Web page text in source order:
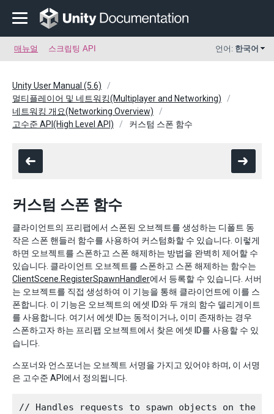
매뉴얼 스크립팅 API 언어: 한국어
Unity User Manual (5.6)
멀티플레이어 및 네트워킹(Multiplayer and Networking)
네트워킹 개요(Networking Overview)
고수준 API(High Level API)
커스텀 스폰 함수
커스텀 스폰 함수
클라이언트의 프리팹에서 스폰된 오브젝트를 생성하는 디폴트 동
작은 스폰 핸들러 함수를 사용하여 커스텀화할 수 있습니다. 이렇게
하면 오브젝트를 스폰하고 스폰 해제하는 방법을 완벽히 제어할 수
있습니다. 클라이언트 오브젝트를 스폰하고 스폰 해제하는 함수는
ClientScene.RegisterSpawnHandler에서 등록할 수 있습니다. 서버
는 오브젝트를 직접 생성하여 이 기능을 통해 클라이언트에 이를 스
폰합니다. 이 기능은 오브젝트의 에셋 ID와 두 개의 함수 델리게이트
를 사용합니다. 여기서 에셋 ID는 동적이거나, 이미 존재하는 경우
스폰하고자 하는 프리팹 오브젝트에서 찾은 에셋 ID를 사용할 수 있
습니다.
스포너와 언스포너는 오브젝트 서명을 가지고 있어야 하며, 이 서명
은 고수준 API에서 정의됩니다.
// Handles requests to spawn objects on the